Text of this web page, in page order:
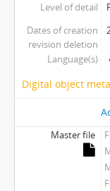
Level of detail
Dates of creation
revision deletion
Language(s)
Digital object
Master file